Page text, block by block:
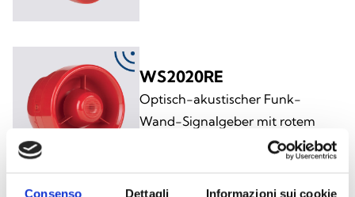
Consenso Dettagli Informazioni sui cookie
WS2020RE
Optisch-akustischer Funk-
Wand-Signalgeber mit rotem